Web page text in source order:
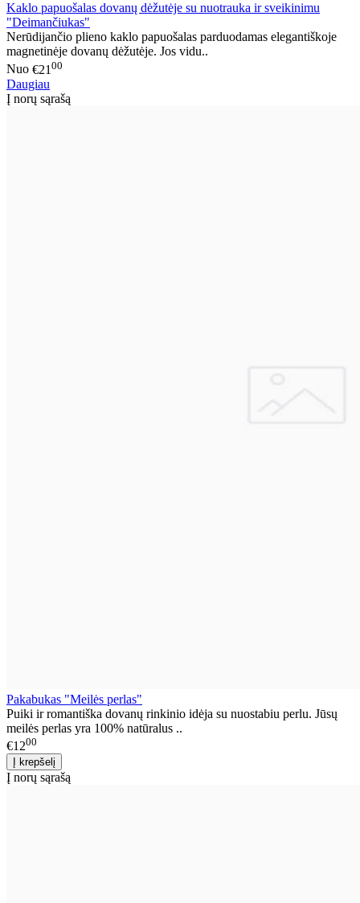
Kaklo papuošalas dovanų dėžutėje su nuotrauka ir sveikinimu
"Deimančiukas"
Nerūdijančio plieno kaklo papuošalas parduodamas elegantiškoje
magnetinėje dovanų dėžutėje. Jos vidu..
Nuo €21 00
Daugiau
Į norų sąrašą
Pakabukas "Meilės perlas"
Puiki ir romantiška dovanų rinkinio idėja su nuostabiu perlu. Jūsų
meilės perlas yra 100% natūralus ..
€1200
Į norų sąrašą